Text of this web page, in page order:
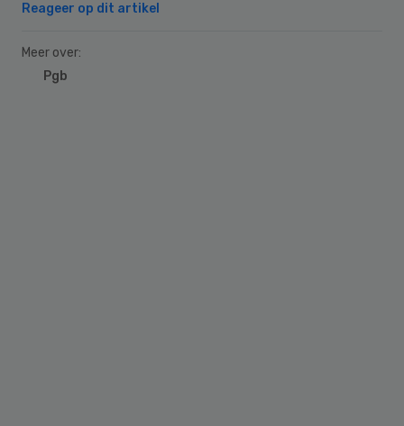
Reageer op dit artikel
Meer over:
Pgb